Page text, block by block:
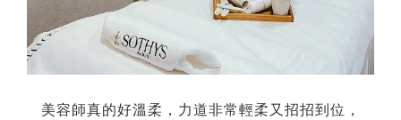
美容師真的好溫柔，力道非常輕柔又招招到位，